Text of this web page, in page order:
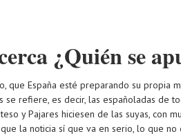
¿Quién se
España esté preparando su
refiere, es decir, las españoladas
y Pajares hiciesen de las suyas, con
la noticia sí que va en serio, lo que